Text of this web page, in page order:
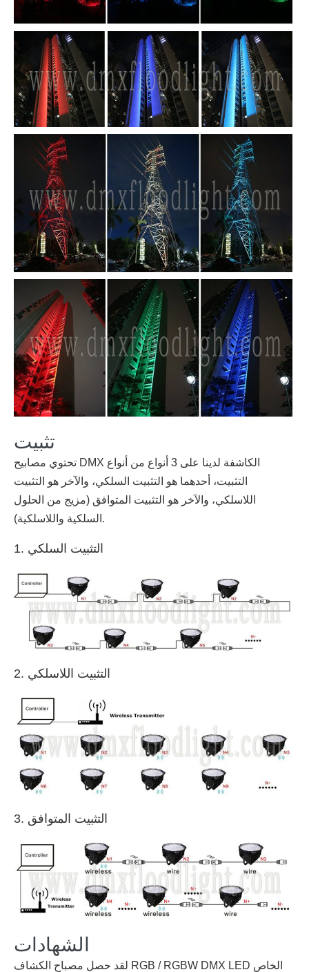
تثبيت
تحتوي مصابيح DMX الكاشفة لدينا على 3 أنواع من أنواع
التثبيت، أحدهما هو التثبيت السلكي، والآخر هو التثبيت
اللاسلكي، والآخر هو التثبيت المتوافق (مزيج من الحلول
السلكية واللاسلكية).
1. التثبيت السلكي
2. التثبيت اللاسلكي
3. التثبيت المتوافق
الشهادات
لقد حصل مصباح الكشاف RGB / RGBW DMX LED الخاص